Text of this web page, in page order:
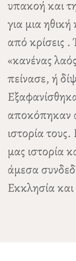
υπακοή και
για μια
από κρίσεις .
«κανένας
πείνασε, ή
αποκόπηκαν
ιστορία τους.
μας ιστορία
άμεσα
Εκκλησία και